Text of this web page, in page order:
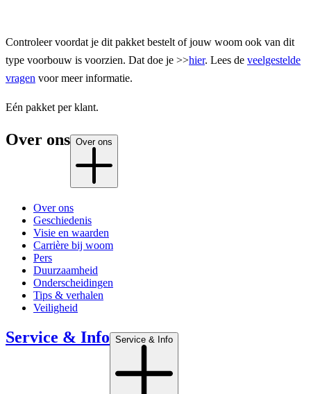
Controleer voordat je dit pakket bestelt of jouw woom ook van dit
type voorbouw is voorzien. Dat doe je >>hier. Lees de veelgestelde
vragen voor meer informatie.
Eén pakket per klant.
Over ons Over ons
Over ons
Geschiedenis
Visie en waarden
Carrière bij woom
Pers
Duurzaamheid
Onderscheidingen
Tips & verhalen
Veiligheid
Service & Info Service & Info